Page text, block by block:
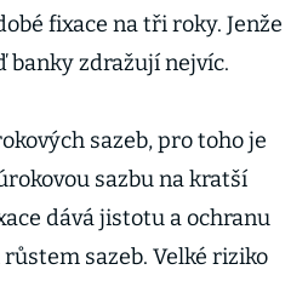
fixace na tři roky. Jenže
banky zdražují nejvíc.
sazeb, pro toho je
sazbu na kratší
dává jistotu a ochranu
sazeb. Velké riziko